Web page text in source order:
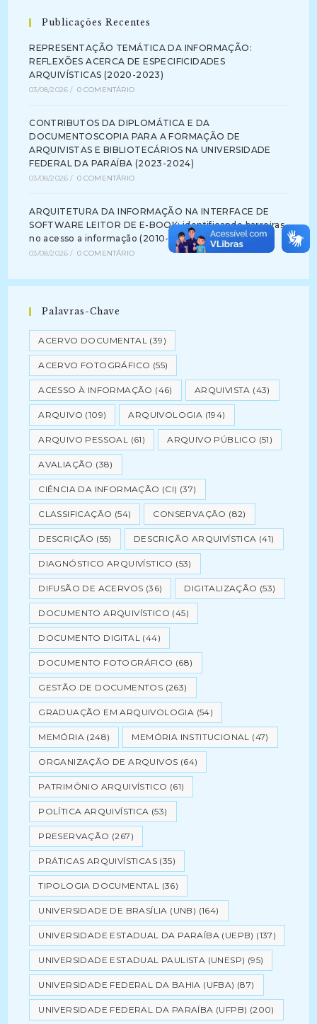
Publicações Recentes
REPRESENTAÇÃO TEMÁTICA DA INFORMAÇÃO:
REFLEXÕES ACERCA DE ESPECIFICIDADES
ARQUIVÍSTICAS (2020-2023)
03/08/2026 / 0 COMENTÁRIO
CONTRIBUTOS DA DIPLOMÁTICA E DA
DOCUMENTOSCOPIA PARA A FORMAÇÃO DE
ARQUIVISTAS E BIBLIOTECÁRIOS NA UNIVERSIDADE
FEDERAL DA PARAÍBA (2023-2024)
03/08/2026 / 0 COMENTÁRIO
ARQUITETURA DA INFORMAÇÃO NA INTERFACE DE
SOFTWARE LEITOR DE E-BOOK: identificando barreiras
no acesso a informação (2010-2012)
03/08/2026 / 0 COMENTÁRIO
Palavras-Chave
ACERVO DOCUMENTAL (39)
ACERVO FOTOGRÁFICO (55)
ACESSO À INFORMAÇÃO (46) ARQUIVISTA (43)
ARQUIVO (109) ARQUIVOLOGIA (194)
ARQUIVO PESSOAL (61) ARQUIVO PÚBLICO (51)
AVALIAÇÃO (38)
CIÊNCIA DA INFORMAÇÃO (CI) (37)
CLASSIFICAÇÃO (54) CONSERVAÇÃO (82)
DESCRIÇÃO (55) DESCRIÇÃO ARQUIVÍSTICA (41)
DIAGNÓSTICO ARQUIVÍSTICO (53)
DIFUSÃO DE ACERVOS (36) DIGITALIZAÇÃO (53)
DOCUMENTO ARQUIVÍSTICO (45)
DOCUMENTO DIGITAL (44)
DOCUMENTO FOTOGRÁFICO (68)
GESTÃO DE DOCUMENTOS (263)
GRADUAÇÃO EM ARQUIVOLOGIA (54)
MEMÓRIA (248) MEMÓRIA INSTITUCIONAL (47)
ORGANIZAÇÃO DE ARQUIVOS (64)
PATRIMÔNIO ARQUIVÍSTICO (61)
POLÍTICA ARQUIVÍSTICA (53)
PRESERVAÇÃO (267)
PRÁTICAS ARQUIVÍSTICAS (35)
TIPOLOGIA DOCUMENTAL (36)
UNIVERSIDADE DE BRASÍLIA (UNB) (164)
UNIVERSIDADE ESTADUAL DA PARAÍBA (UEPB) (137)
UNIVERSIDADE ESTADUAL PAULISTA (UNESP) (95)
UNIVERSIDADE FEDERAL DA BAHIA (UFBA) (87)
UNIVERSIDADE FEDERAL DA PARAÍBA (UFPB) (200)